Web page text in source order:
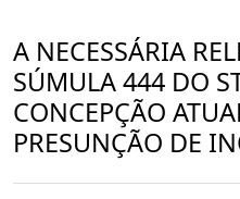
A NECESSÁRIA
SÚMULA 444 DO
CONCEPÇÃO
PRESUNÇÃO DE